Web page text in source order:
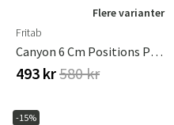
Flere varianter
Fritab
Canyon 6 Cm Positions Pude I Strukturdralon Grøn
493 kr580 kr
-15%